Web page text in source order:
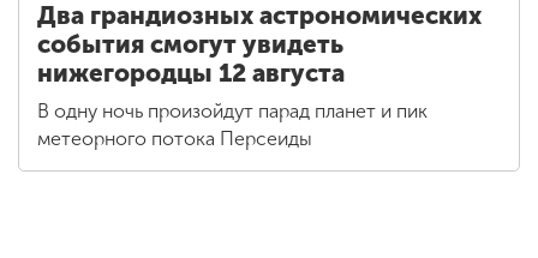
Два грандиозных астрономических
события смогут увидеть
нижегородцы 12 августа
В одну ночь произойдут парад планет и пик
метеорного потока Персеиды